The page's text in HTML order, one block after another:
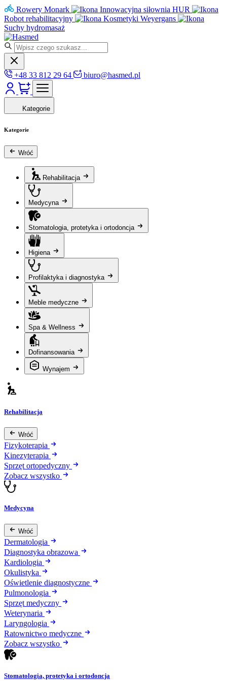
Rowery Monark
Innowacyjna siłownia HUR
Robot rehabilitacyjny
Kosmetyki Weyergans
Suchy hydromasaż
+48 33 812 29 64 biuro@hasmed.pl
Kategorie
Kategorie
Wróć
Rehabilitacja
Medycyna
Stomatologia, protetyka i ortodoncja
Higiena
Profilaktyka i diagnostyka
Meble medyczne
Spa & Wellness
Dofinansowania
Wynajem
Rehabilitacja
Wróć
Fizykoterapia
Kinezyterapia
Sprzęt ortopedyczny
Zobacz wszystko
Medycyna
Wróć
Dermatologia
Diagnostyka obrazowa
Kardiologia
Okulistyka
Oświetlenie diagnostyczne
Pulmonologia
Sprzęt medyczny
Weterynaria
Laryngologia
Ratownictwo medyczne
Zobacz wszystko
Stomatologia, protetyka i ortodoncja